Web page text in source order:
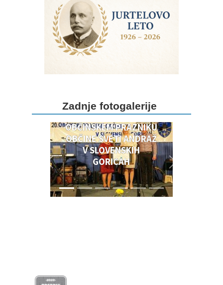
Zadnje fotogalerije
DOGODKI OB 20.
OBČINSKEM PRAZNIKU
OBČINSKEM PRAZNIKU
OBČINE SVETI ANDRAŽ
V SLOVENSKIH
GORICAH